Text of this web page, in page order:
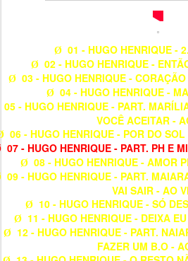
Ø 01 - HUGO HENRIQUE -
Ø 02 - HUGO HENRIQUE -
Ø 03 - HUGO HENRIQUE -
Ø 04 - HUGO HENRIQUE -
05 - HUGO HENRIQUE - PART.
VOCÊ ACEITAR -
06 - HUGO HENRIQUE - POR DO
07 - HUGO HENRIQUE - PART. PH E
Ø 08 - HUGO HENRIQUE - AMOR
09 - HUGO HENRIQUE - PART.
VAI SAIR - AO
Ø 10 - HUGO HENRIQUE - SÓ
Ø 11 - HUGO HENRIQUE - DEIXA
Ø
12 - HUGO HENRIQUE - PART.
FAZER UM B.O -